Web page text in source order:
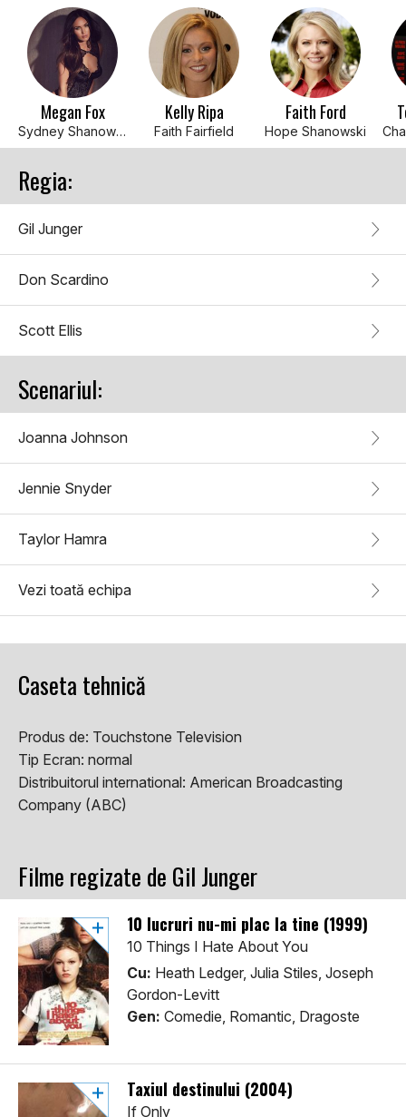
Megan Fox
Sydney Shanowski
Kelly Ripa
Faith Fairfield
Faith Ford
Hope Shanowski
Regia:
Gil Junger
Don Scardino
Scott Ellis
Scenariul:
Joanna Johnson
Jennie Snyder
Taylor Hamra
Vezi toată echipa
Caseta tehnică
Produs de: Touchstone Television
Tip Ecran: normal
Distribuitorul international: American Broadcasting
Company (ABC)
Filme regizate de Gil Junger
10 lucruri nu-mi plac la tine (1999)
10 Things I Hate About You
Cu: Heath Ledger, Julia Stiles, Joseph
Gordon-Levitt
Gen: Comedie, Romantic, Dragoste
Taxiul destinului (2004)
If Only